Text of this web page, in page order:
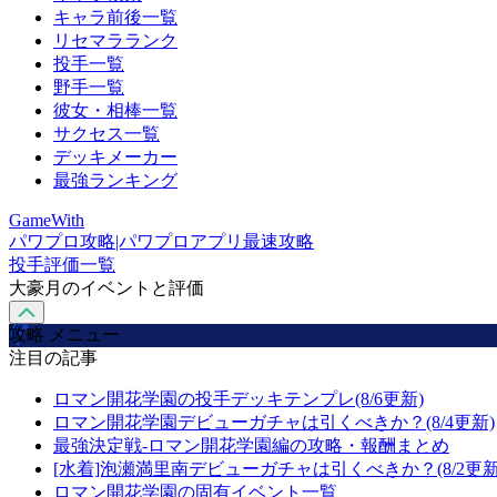
キャラ前後一覧
リセマラランク
投手一覧
野手一覧
彼女・相棒一覧
サクセス一覧
デッキメーカー
最強ランキング
GameWith
パワプロ攻略|パワプロアプリ最速攻略
投手評価一覧
大豪月のイベントと評価
攻略 メニュー
注目の記事
ロマン開花学園の投手デッキテンプレ(8/6更新)
ロマン開花学園デビューガチャは引くべきか？(8/4更新)
最強決定戦-ロマン開花学園編の攻略・報酬まとめ
[水着]泡瀬満里南デビューガチャは引くべきか？(8/2更
ロマン開花学園の固有イベント一覧